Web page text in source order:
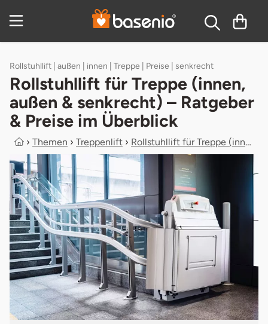
Inhaltsverzeichnis
Rollstuhllift | außen | innen | Treppe | Preise | senkrecht
Rollstuhllift für Treppe (innen,
außen & senkrecht) – Ratgeber
& Preise im Überblick
› Themen › Treppenlift › Rollstuhllift für Treppe (innen, au...